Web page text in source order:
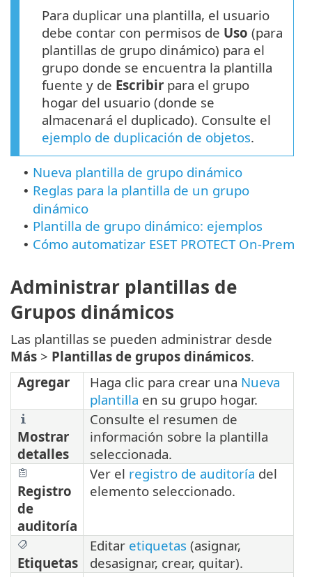
Para duplicar una plantilla, el usuario
debe contar con permisos de Uso (para
plantillas de grupo dinámico) para el
grupo donde se encuentra la plantilla
fuente y de Escribir para el grupo
hogar del usuario (donde se
almacenará el duplicado). Consulte el
ejemplo de duplicación de objetos.
• Nueva plantilla de grupo dinámico
• Reglas para la plantilla de un grupo
dinámico
• Plantilla de grupo dinámico: ejemplos
• Cómo automatizar ESET PROTECT On-Prem
Administrar plantillas de
Grupos dinámicos
Las plantillas se pueden administrar desde
Más > Plantillas de grupos dinámicos.
Agregar
Haga clic para crear una Nueva
plantilla en su grupo hogar.
Mostrar
detalles
Consulte el resumen de
información sobre la plantilla
seleccionada.
Registro
de
auditoría
Ver el registro de auditoría del
elemento seleccionado.
Etiquetas
Editar etiquetas (asignar,
desasignar, crear, quitar).